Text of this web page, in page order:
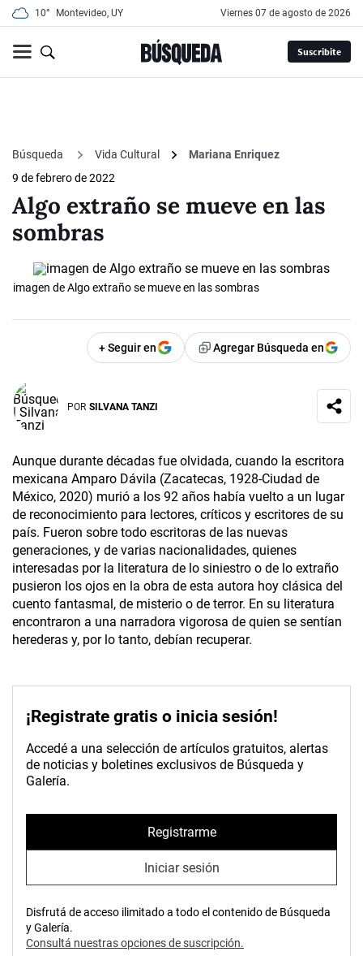
10° Montevideo, UY viernes 07 de agosto de 2026
Suscribite
Búsqueda Vida Cultural
Mariana Enriquez
9 de febrero de 2022
Algo extraño se mueve en las
sombras
imagen de Algo extraño se mueve en las sombras
+ Seguir en Agregar Búsqueda en
POR SILVANA TANZI
Aunque durante décadas fue olvidada, cuando la escritora
mexicana Amparo Dávila (Zacatecas, 1928-Ciudad de
México, 2020) murió a los 92 años había vuelto a un lugar
de reconocimiento para lectores, críticos y escritores de su
país. Fueron sobre todo escritoras de las nuevas
generaciones, y de varias nacionalidades, quienes
interesadas por la literatura de lo siniestro o de lo extraño
pusieron los ojos en la obra de esta autora hoy clásica del
cuento fantasmal, de misterio o de terror. En su literatura
encontraron a una narradora vigorosa de quien se sentían
herederas y, por lo tanto, debían recuperar.
¡Registrate gratis o inicia sesión!
Accedé a una selección de artículos gratuitos, alertas
de noticias y boletines exclusivos de Búsqueda y
Galería.
Registrarme
Iniciar sesión
Disfrutá de acceso ilimitado a todo el contenido de Búsqueda
y Galería.
Consultá nuestras opciones de suscripción.